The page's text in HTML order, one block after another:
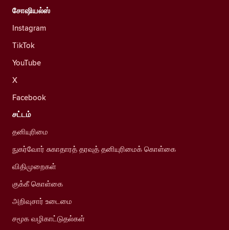
சோஷியல்ஸ்
Instagram
TikTok
YouTube
X
Facebook
சட்டம்
தனியுரிமை
நுகர்வோர் சுகாதாரத் தரவுத் தனியுரிமைக் கொள்கை
விதிமுறைகள்
குக்கீ கொள்கை
அறிவுசார் உடைமை
சமூக வழிகாட்டுதல்கள்